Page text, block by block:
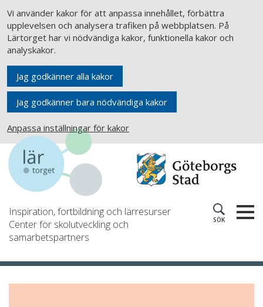
Vi använder kakor för att anpassa innehållet, förbättra
upplevelsen och analysera trafiken på webbplatsen. På
Lärtorget har vi nödvändiga kakor, funktionella kakor och
analyskakor.
Jag godkänner alla kakor
Jag godkänner bara nödvändiga kakor
Anpassa inställningar för kakor
Inspiration, fortbildning och lärresurser
Center för skolutveckling och
samarbetspartners
SÖK